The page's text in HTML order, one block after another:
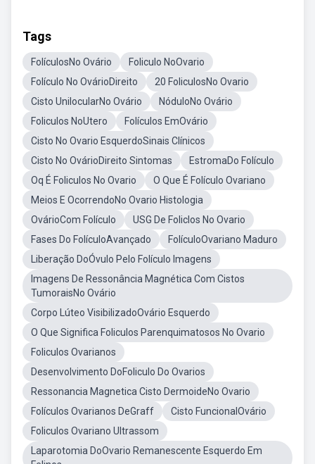
Tags
FolículosNo Ovário
Foliculo NoOvario
Folículo No OvárioDireito
20 FoliculosNo Ovario
Cisto UnilocularNo Ovário
NóduloNo Ovário
Foliculos NoUtero
Folículos EmOvário
Cisto No Ovario EsquerdoSinais Clínicos
Cisto No OvárioDireito Sintomas
EstromaDo Folículo
Oq É Foliculos No Ovario
O Que É Folículo Ovariano
Meios E OcorrendoNo Ovario Histologia
OvárioCom Folículo
USG De Foliclos No Ovario
Fases Do FolículoAvançado
FolículoOvariano Maduro
Liberação DoÓvulo Pelo Folículo Imagens
Imagens De Ressonância Magnética Com Cistos
TumoraisNo Ovário
Corpo Lúteo VisibilizadoOvário Esquerdo
O Que Significa Foliculos Parenquimatosos No Ovario
Foliculos Ovarianos
Desenvolvimento DoFoliculo Do Ovarios
Ressonancia Magnetica Cisto DermoideNo Ovario
Folículos Ovarianos DeGraff
Cisto FuncionalOvário
Foliculos Ovariano Ultrassom
Laparotomia DoOvario Remanescente Esquerdo Em